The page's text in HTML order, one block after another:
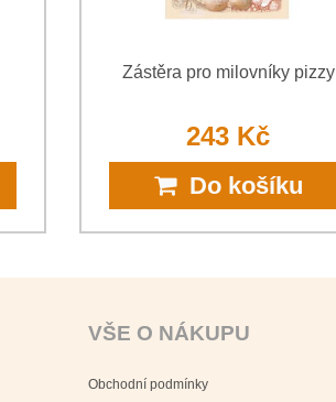
Zástěra pro milovníky pizzy
243 Kč
Do košíku
VŠE O NÁKUPU
Obchodní podmínky